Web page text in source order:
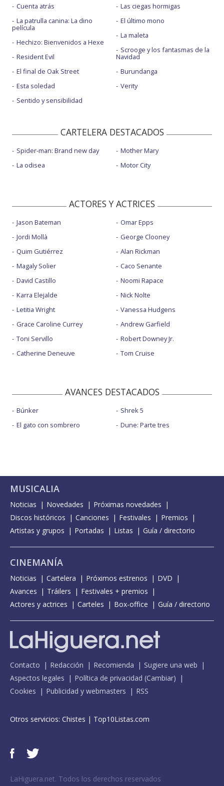
Cuenta atrás
La patrulla canina: La dino
película
Hechizo: Bienvenidos a Hexe
Resident Evil
El final de Oak Street
Esta soledad
Sentido y sensibilidad
Las ciegas hormigas
El último mono
La maleta
Scrooge y los fantasmas de la
Navidad
Burundanga
Verity
CARTELERA DESTACADOS
Spider-man: Brand new day
La odisea
Mother Mary
Motor City
ACTORES Y ACTRICES
Jason Bateman
Jordi Mollà
Quim Gutiérrez
Magaly Solier
David Castillo
Karra Elejalde
Letitia Wright
Grace Caroline Currey
Toni Servillo
Catherine Deneuve
Omar Epps
George Clooney
Alan Rickman
Caco Senante
Noomi Rapace
Nick Nolte
Vanessa Hudgens
Andrew Garfield
Robert Downey Jr.
Tom Cruise
AVANCES DESTACADOS
Búnker
El gato con sombrero
Shrek 5
Dune: Parte tres
MUSICALIA
Noticias Novedades
Próximas novedades
Discos históricos
Canciones Festivales
Premios
Artistas y grupos
Portadas Listas Guía / directorio
CINEMANÍA
Noticias Cartelera Próximos estrenos
DVD
Avances
Tráilers
Festivales + premios
Actores y actrices
Carteles Box-office Guía / directorio
Contacto Redacción Recomienda
Sugiere una web
Aspectos legales
Política de privacidad (Cambiar)
Cookies
Publicidad y webmasters RSS
Otros servicios: Chistes | Top10Listas.com
LaHiguera.net. Todos los derechos reservados